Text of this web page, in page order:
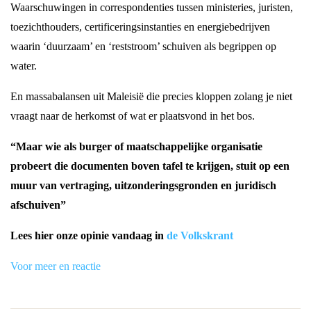
Waarschuwingen in correspondenties tussen ministeries, juristen,
toezichthouders, certificeringsinstanties en energiebedrijven
waarin ‘duurzaam’ en ‘reststroom’ schuiven als begrippen op
water.
En massabalansen uit Maleisië die precies kloppen zolang je niet
vraagt naar de herkomst of wat er plaatsvond in het bos.
“Maar wie als burger of maatschappelijke organisatie
probeert die documenten boven tafel te krijgen, stuit op een
muur van vertraging, uitzonderingsgronden en juridisch
afschuiven”
Lees hier onze opinie vandaag in de Volkskrant
Voor meer en reactie